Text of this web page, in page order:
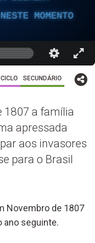
MOMENTO
SECUNDÁRIO
1807 a família
apressada
aos invasores
para o Brasil
Novembro de 1807
ano seguinte.